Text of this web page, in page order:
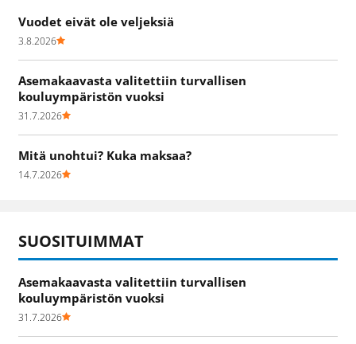
Vuodet eivät ole veljeksiä
3.8.2026
Asemakaavasta valitettiin turvallisen
kouluympäristön vuoksi
31.7.2026
Mitä unohtui? Kuka maksaa?
14.7.2026
SUOSITUIMMAT
Asemakaavasta valitettiin turvallisen
kouluympäristön vuoksi
31.7.2026